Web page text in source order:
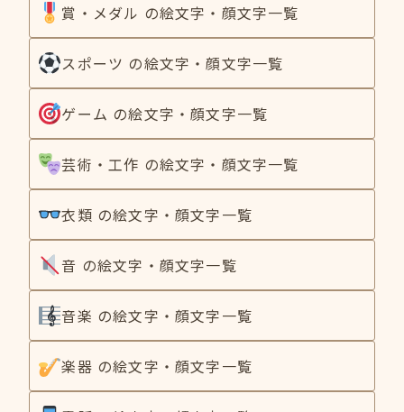
賞・メダル の絵文字・顔文字一覧
スポーツ の絵文字・顔文字一覧
ゲーム の絵文字・顔文字一覧
芸術・工作 の絵文字・顔文字一覧
衣類 の絵文字・顔文字一覧
音 の絵文字・顔文字一覧
音楽 の絵文字・顔文字一覧
楽器 の絵文字・顔文字一覧